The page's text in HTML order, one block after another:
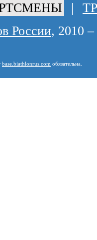
|
России, 2010
base.biathlonrus.com обязательна.